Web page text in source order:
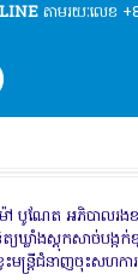
តាមរយៈលេខ
បូណែត អភិបាលរងខណ្
យឃ្លាំងស្តុកសាច់បង្កក់
មន្ត្រីជំនាញចុះសហកា